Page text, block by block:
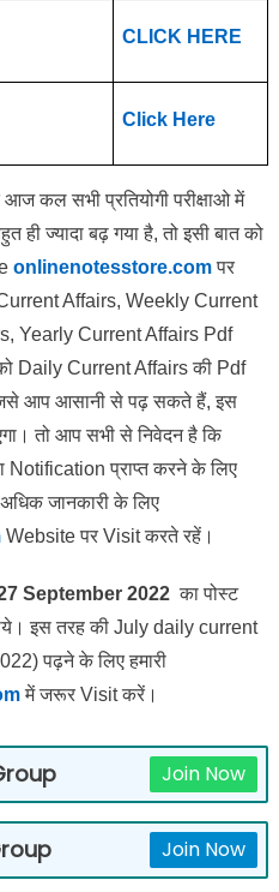
CLICK HERE
Click Here
कल सभी प्रतियोगी परीक्षाओ में
ज्यादा बढ़ गया है, तो इसी बात को
onlinenotesstore.comपर
Affairs, Weekly Current
Yearly Current Affairs Pdf
Daily Current Affairs की Pdf
आप आसानी से पढ़ सकते हैं, इस
तो आप सभी से निवेदन है कि
प्राप्त करने के लिए
जानकारी के लिए
Website पर Visit करते रहें।
September 2022 का पोस्ट
इस तरह की July daily current
पढ़ने के लिए हमारी
में जरूर Visit करें।
Join Now
Join Now